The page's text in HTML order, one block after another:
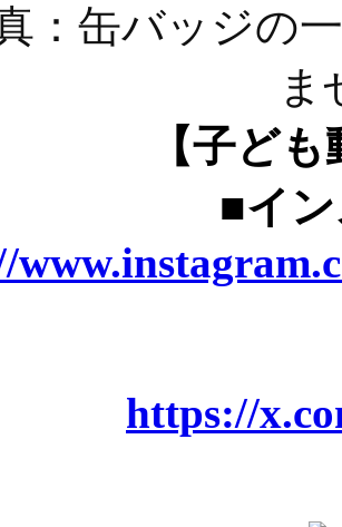
：缶バッジの
ま
【子ど
■イ
https://